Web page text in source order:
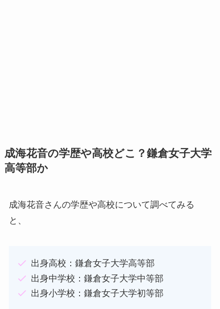
成海花音の学歴や高校どこ？鎌倉女子大学
高等部か
成海花音さんの学歴や高校について調べてみる
と、
出身高校：鎌倉女子大学高等部
出身中学校：鎌倉女子大学中等部
出身小学校：鎌倉女子大学初等部